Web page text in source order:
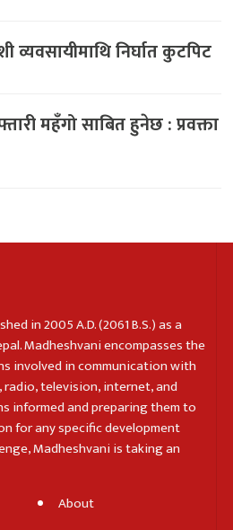
व्यवसायीमाथि निर्घात कुटपिट
महँगो साबित हुनेछ : प्रवक्ता
in 2005 A.D. (2061 B.S.) as a
Madheshvani encompasses the
involved in communication with
television, internet, and
informed and preparing them to
for any specific development
Madheshvani is taking an
About